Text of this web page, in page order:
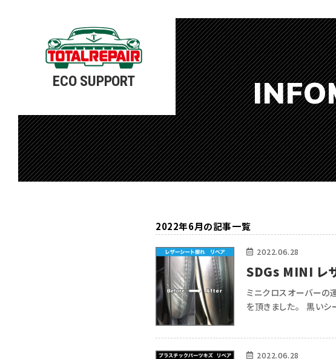
ECO SUPPORT
2022年6月の記事一覧
2022.06.28
SDGs MINI レ
ミニクロスオーバーの
を頂きました。 黒いシ
2022.06.28